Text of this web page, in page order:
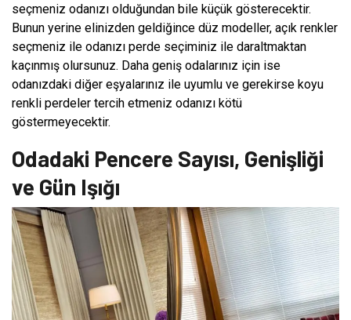
seçmeniz odanızı olduğundan bile küçük gösterecektir.
Bunun yerine elinizden geldiğince düz modeller, açık renkler
seçmeniz ile odanızı perde seçiminiz ile daraltmaktan
kaçınmış olursunuz. Daha geniş odalarınız için ise
odanızdaki diğer eşyalarınız ile uyumlu ve gerekirse koyu
renkli perdeler tercih etmeniz odanızı kötü
göstermeyecektir.
Odadaki Pencere Sayısı, Genişliği
ve Gün Işığı